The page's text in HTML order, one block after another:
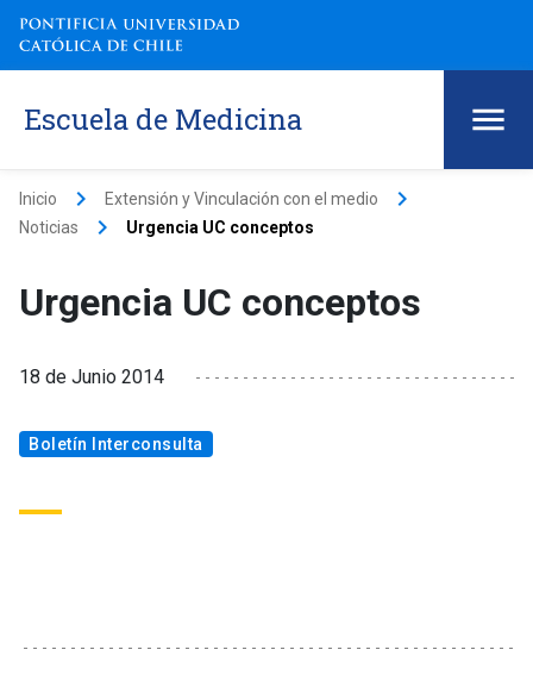
Escuela de Medicina
Inicio keyboard_arrow_right Extensión y Vinculación con el medio keyboard_arrow_right
Noticias keyboard_arrow_right Urgencia UC conceptos
Urgencia UC conceptos
18 de Junio 2014
Boletín Interconsulta